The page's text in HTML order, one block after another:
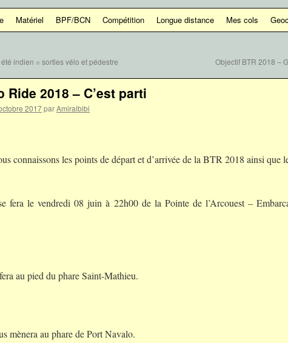
Matériel BPF/BCN Compétition Longue distance Mes cols
indien = sorties vélo et pédestre Objectif BTR 2018 –
Ride 2018 – C’est parti
2017parAmiralbibi
connaissons les points de départ et d’arrivée de la BTR 2018 ainsi que
fera le vendredi 08 juin à 22h00 de la Pointe de l’Arcouest –
au pied du phare Saint-Mathieu.
mènera au phare de Port Navalo.